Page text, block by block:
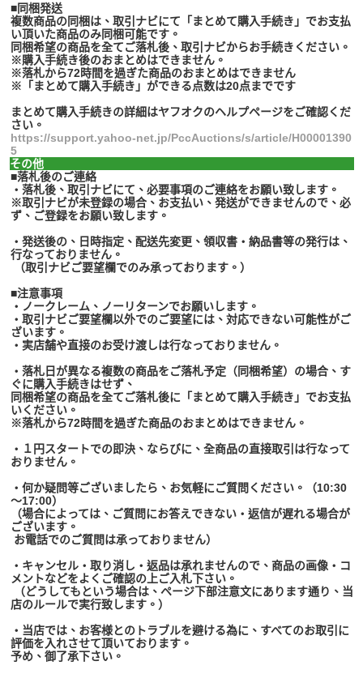
■同梱発送
複数商品の同梱は、取引ナビにて「まとめて購入手続き」でお支払
い頂いた商品のみ同梱可能です。
同梱希望の商品を全てご落札後、取引ナビからお手続きください。
※購入手続き後のおまとめはできません。
※落札から72時間を過ぎた商品のおまとめはできません
※「まとめて購入手続き」ができる点数は20点までです
まとめて購入手続きの詳細はヤフオクのヘルプページをご確認くだ
さい。
https://support.yahoo-net.jp/PccAuctions/s/article/H00001390
5
その他
■落札後のご連絡
・落札後、取引ナビにて、必要事項のご連絡をお願い致します。
※取引ナビが未登録の場合、お支払い、発送ができませんので、必
ず、ご登録をお願い致します。
・発送後の、日時指定、配送先変更、領収書・納品書等の発行は、
行なっておりません。
（取引ナビご要望欄でのみ承っております。）
■注意事項
・ノークレーム、ノーリターンでお願いします。
・取引ナビご要望欄以外でのご要望には、対応できない可能性がご
ざいます。
・実店舗や直接のお受け渡しは行なっておりません。
・落札日が異なる複数の商品をご落札予定（同梱希望）の場合、す
ぐに購入手続きはせず、
同梱希望の商品を全てご落札後に「まとめて購入手続き」でお支払
いください。
※落札から72時間を過ぎた商品のおまとめはできません。
・１円スタートでの即決、ならびに、全商品の直接取引は行なって
おりません。
・何か疑問等ございましたら、お気軽にご質問ください。（10:30
～17:00）
（場合によっては、ご質問にお答えできない・返信が遅れる場合が
ございます。
お電話でのご質問は承っておりません）
・キャンセル・取り消し・返品は承れませんので、商品の画像・コ
メントなどをよくご確認の上ご入札下さい。
（どうしてもという場合は、ページ下部注意文にあります通り、当
店のルールで実行致します。）
・当店では、お客様とのトラブルを避ける為に、すべてのお取引に
評価を入れさせて頂いております。
予め、御了承下さい。